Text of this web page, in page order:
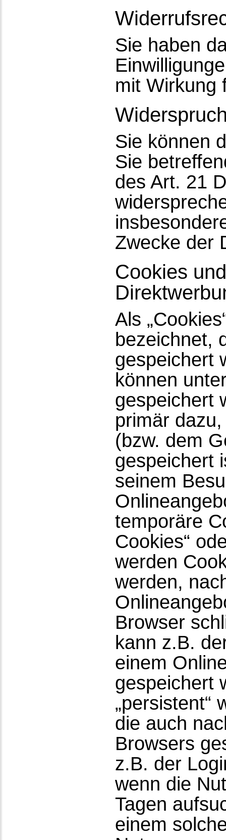
Sie haben
mit Wirkung
Sie können
Sie
des Art. 21
Zwecke der
Cookies
Als
bezeichnet,
gespeichert
können
gespeichert
primär
(bzw. dem
gespeichert
seinem
temporäre
Cookies“
werden
werden,
Browser
kann z.B.
einem
gespeichert
„persistent“
die auch
Browsers
z.B. der
wenn die
Tagen
einem